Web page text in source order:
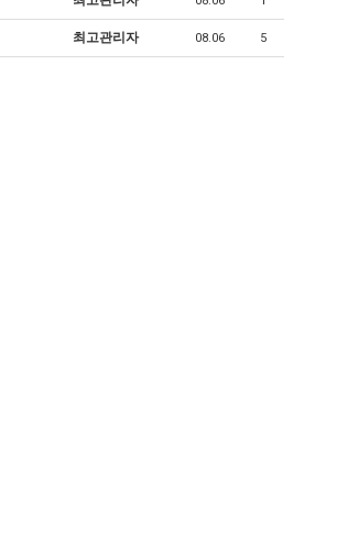
최고관리자 08.06 5